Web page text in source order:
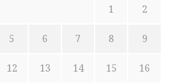
1 2
5 6 7 8 9
12 13 14 15 16